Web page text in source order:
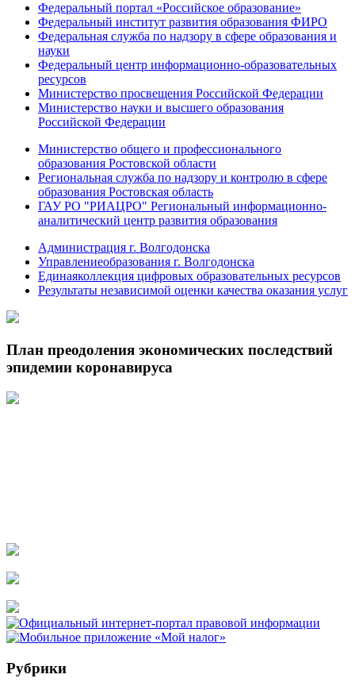
Федеральный портал «Российское образование»
Федеральный институт развития образования ФИРО
Федеральная служба по надзору в сфере образования и
науки
Федеральный центр информационно-образовательных
ресурсов
Министерство просвещения Российской Федерации
Министерство науки и высшего образования
Российской Федерации
Министерство общего и профессионального
образования Ростовской области
Региональная служба по надзору и контролю в сфере
образования Ростовская область
ГАУ РО "РИАЦРО" Региональный информационно-
аналитический центр развития образования
Администрация г. Волгодонска
Управлениеобразования г. Волгодонска
Единаяколлекция цифровых образовательных ресурсов
Результаты независимой оценки качества оказания услуг
План преодоления экономических последствий
эпидемии коронавируса
Рубрики